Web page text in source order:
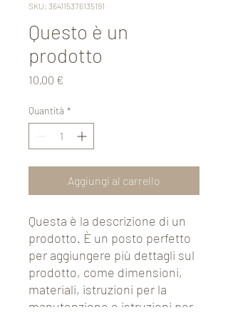
SKU: 364115376135191
Questo è un
prodotto
10,00 €
Quantità *
Aggiungi al carrello
Questa è la descrizione di un
prodotto. È un posto perfetto
per aggiungere più dettagli sul
prodotto, come dimensioni,
materiali, istruzioni per la
manutenzione e istruzioni per